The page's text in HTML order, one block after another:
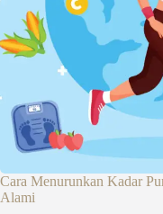
Cara Menurunkan Kadar
Alami